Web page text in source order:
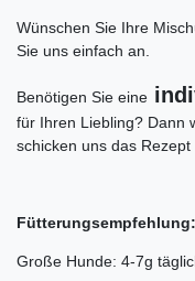
Wünschen Sie Ihre
Sie uns einfach an.
Benötigen Sie eine
für Ihren Liebling? Dann
schicken uns das
Fütterungsempfehlung:
Große Hunde: 4-7g